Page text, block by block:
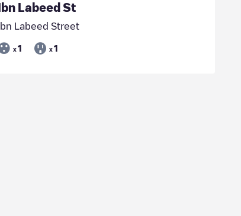
Ibn Labeed St
Ibn Labeed Street
x 1 x 1